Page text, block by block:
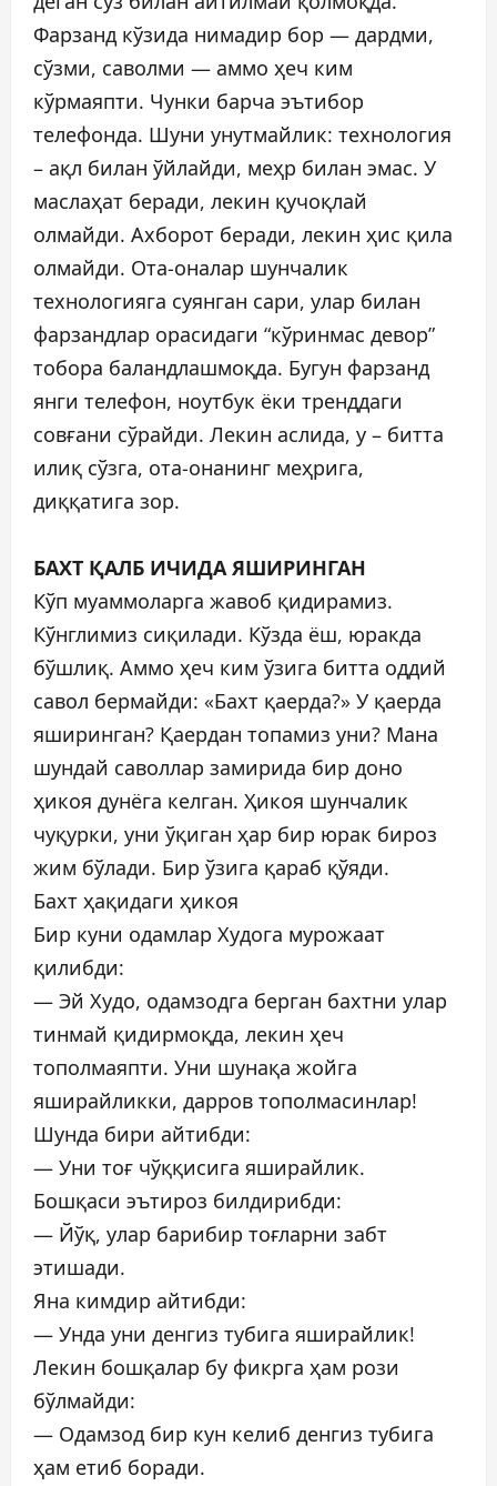
Фарзанд кўзида нимадир бор — дардми,
сўзми, саволми — аммо ҳеч ким
кўрмаяпти. Чунки барча эътибор
телефонда. Шуни унутмайлик: технология
– ақл билан ўйлайди, меҳр билан эмас. У
маслаҳат беради, лекин қучоқлай
олмайди. Ахборот беради, лекин ҳис қила
олмайди. Ота-оналар шунчалик
технологияга суянган сари, улар билан
фарзандлар орасидаги “кўринмас девор”
тобора баландлашмоқда. Бугун фарзанд
янги телефон, ноутбук ёки тренддаги
совғани сўрайди. Лекин аслида, у – битта
илиқ сўзга, ота-онанинг меҳрига,
диққатига зор.
БАХТ ҚАЛБ ИЧИДА ЯШИРИНГАН
Кўп муаммоларга жавоб қидирамиз.
Кўнглимиз сиқилади. Кўзда ёш, юракда
бўшлиқ. Аммо ҳеч ким ўзига битта оддий
савол бермайди: «Бахт қаерда?» У қаерда
яширинган? Қаердан топамиз уни? Мана
шундай саволлар замирида бир доно
ҳикоя дунёга келган. Ҳикоя шунчалик
чуқурки, уни ўқиган ҳар бир юрак бироз
жим бўлади. Бир ўзига қараб қўяди.
Бахт ҳақидаги ҳикоя
Бир куни одамлар Худога мурожаат
қилибди:
— Эй Худо, одамзодга берган бахтни улар
тинмай қидирмоқда, лекин ҳеч
тополмаяпти. Уни шунақа жойга
яширайликки, дарров тополмасинлар!
Шунда бири айтибди:
— Уни тоғ чўққисига яширайлик.
Бошқаси эътироз билдирибди:
— Йўқ, улар барибир тоғларни забт
этишади.
Яна кимдир айтибди:
— Унда уни денгиз тубига яширайлик!
Лекин бошқалар бу фикрга ҳам рози
бўлмайди:
— Одамзод бир кун келиб денгиз тубига
ҳам етиб боради.